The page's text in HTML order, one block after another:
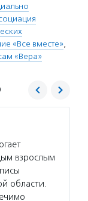
«Все вместе»,
«Вера»
взрослым
области.